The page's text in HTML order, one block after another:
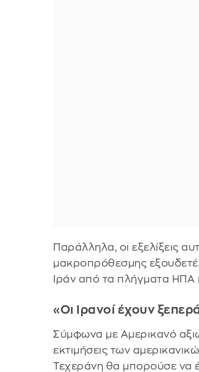
Παράλληλα, οι εξελίξεις
μακροπρόθεσμης
Ιράν από τα πλήγματα ΗΠΑ
«Οι Ιρανοί έχουν
Σύμφωνα με Αμερικανό
εκτιμήσεις των
Τεχεράνη θα μπορούσε να